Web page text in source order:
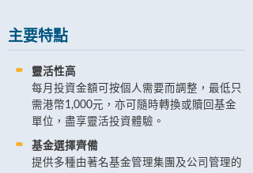
主要特點
靈活性高
每月投資金額可按個人需要而調整，最低只
需港幣1,000元，亦可隨時轉換或贖回基金
單位，盡享靈活投資體驗。
基金選擇齊備
提供多種由著名基金管理集團及公司管理的